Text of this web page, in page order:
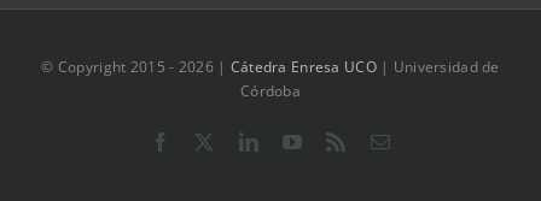
© Copyright 2015 - 2026 | Cátedra Enresa UCO| Universidad de
Córdoba
Facebook LinkedInYouTube
Rss
Correo